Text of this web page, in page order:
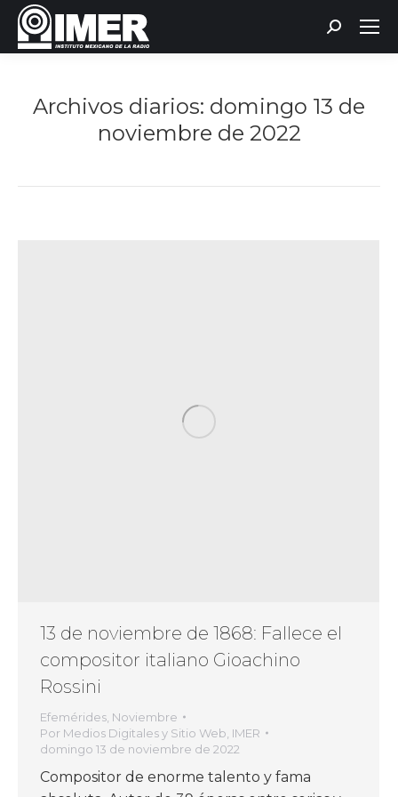
Buscar:
Archivos diarios: domingo 13 de
noviembre de 2022
13 de noviembre de 1868: Fallece el
compositor italiano Gioachino
Rossini
Efemérides Noviembre
Por Medios Digitales y Sitio Web, IMER
domingo 13 de noviembre de 2022
Compositor de enorme talento y fama